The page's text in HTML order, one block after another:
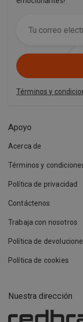
Nuestra dirección
Apoyo
Acerca de
Términos y
Política de privacidad
Contáctenos
Trabaja con nosotros
Política de
Política de cookies
Términos y